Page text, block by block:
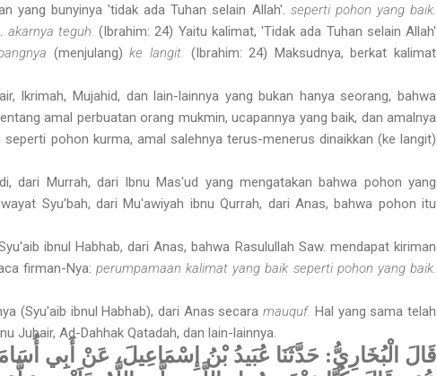
yang bunyinya 'tidak ada Tuhan selain Allah'. seperti pohon yang baik.
akarnya teguh.(Ibrahim: 24) Yaitu kalimat, 'Tidak ada Tuhan selain Allah'
(menjulang)ke langit. (Ibrahim: 24) Maksudnya, berkat kalimat
Ikrimah, Mujahid, dan lain-lainnya yang bukan hanya seorang, bahwa
amal perbuatan orang mukmin, ucapannya yang baik, dan amalnya
pohon kurma, amal salehnya terus-menerus dinaikkan (ke langit)
dari Murrah, dari Ibnu Mas'ud yang mengatakan bahwa pohon yang
Syu'bah, dari Mu'awiyah ibnu Qurrah, dari Anas, bahwa pohon itu
ibnul Habhab, dari Anas, bahwa Rasulullah Saw. mendapat kiriman
firman-Nya:perumpamaan kalimat yang baik seperti pohon yang baik.
(Syu'aib ibnul Habhab), dari Anas secaramauquf. Hal yang sama telah
Jubair, Ad-Dahhak Qatadah, dan lain-lainnya.
قَالَ الْبُخَارِيُّ: حَدَّثَنَا عُبَيدُ بْنُ إِسْمَاعِيلَ، عَنْ أَبِي